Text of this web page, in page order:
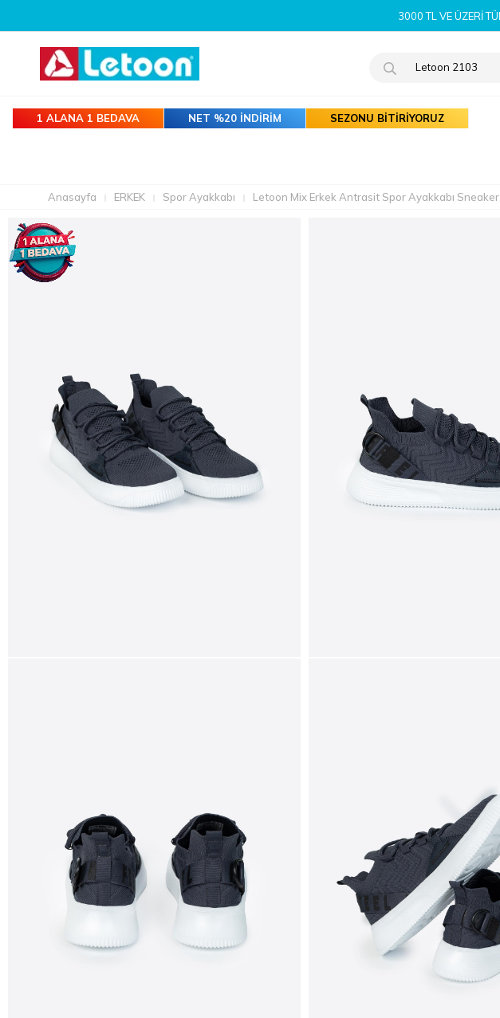
1 ALANA 1 BEDAVA NET %20 İNDİRİM SEZONU BİTİRİYORUZ
Anasayfa ERKEK Spor Ayakkabı Letoon Mix Erkek Antrasit Spor Ayakkabı Sneaker